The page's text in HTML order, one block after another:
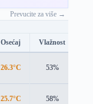
Prevucite za više →
Osećaj Vlažnost
26.3°C 53%
25.7°C 58%